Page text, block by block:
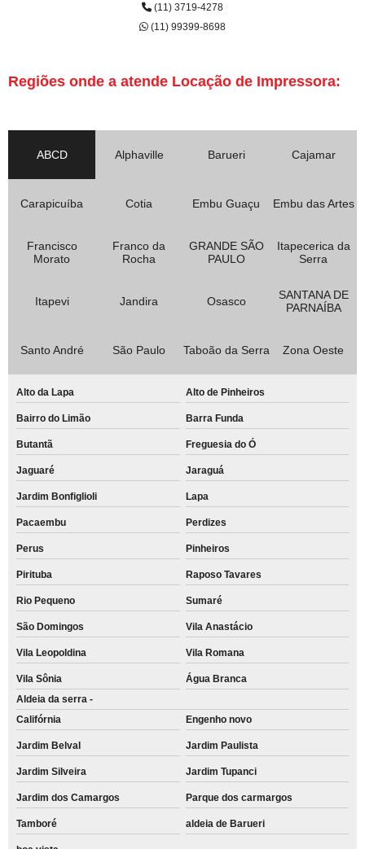
(11) 3719-4278
(11) 99399-8698
Regiões onde a atende Locação de Impressora:
ABCD Alphaville Barueri Cajamar
Carapicuíba Cotia Embu Guaçu Embu das Artes
Francisco
Morato
Franco da
Rocha
GRANDE SÃO
PAULO
Itapecerica da
Serra
Itapevi Jandira Osasco
SANTANA DE
PARNAÍBA
Santo André São Paulo Taboão da Serra Zona Oeste
Alto da Lapa Alto de Pinheiros
Bairro do Limão Barra Funda
Butantã Freguesia do Ó
Jaguaré Jaraguá
Jardim Bonfiglioli Lapa
Pacaembu Perdizes
Perus Pinheiros
Pirituba Raposo Tavares
Rio Pequeno Sumaré
São Domingos Vila Anastácio
Vila Leopoldina Vila Romana
Vila Sônia
Água Branca
Aldeia da serra -
Califórnia
Engenho novo
Jardim Belval Jardim Paulista
Jardim Silveira Jardim Tupanci
Jardim dos Camargos Parque dos carmargos
Tamboré aldeia de Barueri